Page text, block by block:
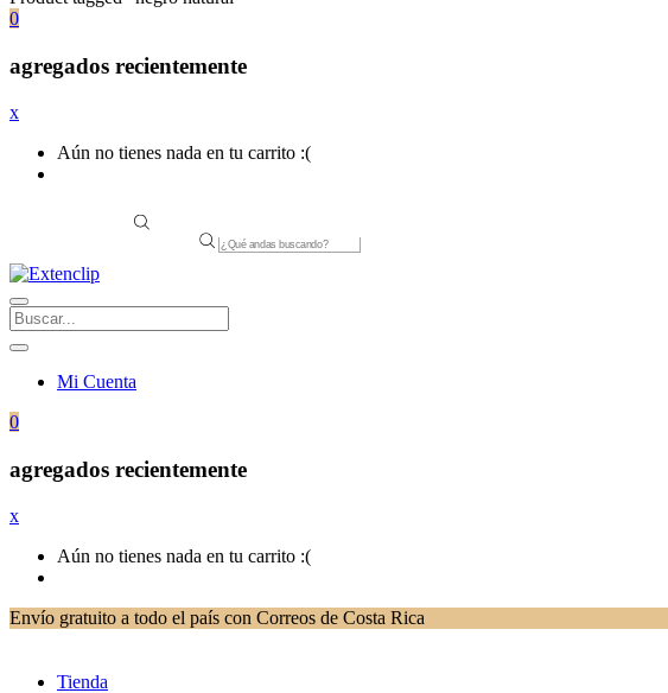
0
agregados recientemente
x
Aún no tienes nada en tu carrito :(
Products
search
Mi Cuenta
0
agregados recientemente
x
Aún no tienes nada en tu carrito :(
Envío gratuito a todo el país con Correos de Costa Rica
Tienda